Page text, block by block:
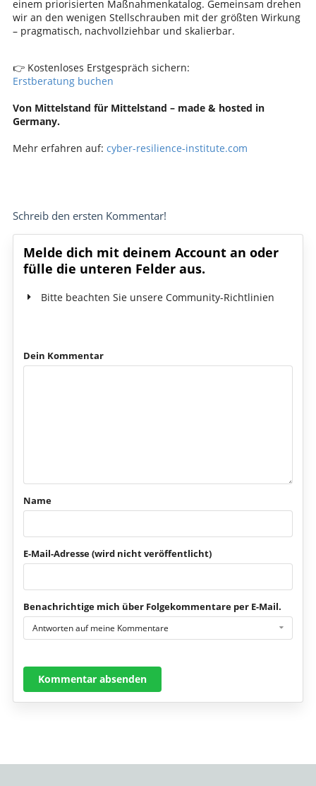
einem priorisierten Maßnahmenkatalog. Gemeinsam drehen
wir an den wenigen Stellschrauben mit der größten Wirkung
– pragmatisch, nachvollziehbar und skalierbar.
👉 Kostenloses Erstgespräch sichern:
Erstberatung buchen
Von Mittelstand für Mittelstand – made & hosted in
Germany.
Mehr erfahren auf: cyber-resilience-institute.com
Schreib den ersten Kommentar!
Melde dich mit deinem Account an oder
fülle die unteren Felder aus.
Bitte beachten Sie unsere Community-Richtlinien
Dein Kommentar
Name
E-Mail-Adresse (wird nicht veröffentlicht)
Benachrichtige mich über Folgekommentare per E-Mail.
Antworten auf meine Kommentare
Kommentar absenden